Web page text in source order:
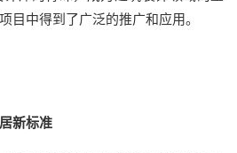
目中得到了广泛的推广和应用。
新标准